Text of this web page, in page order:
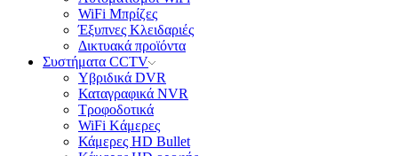
WiFi Μπρίζες
Έξυπνες Κλειδαριές
Δικτυακά προϊόντα
Συστήματα CCTV
Υβριδικά DVR
Καταγραφικά NVR
Tροφοδοτικά
WiFi Kάμερες
Κάμερες HD Βullet